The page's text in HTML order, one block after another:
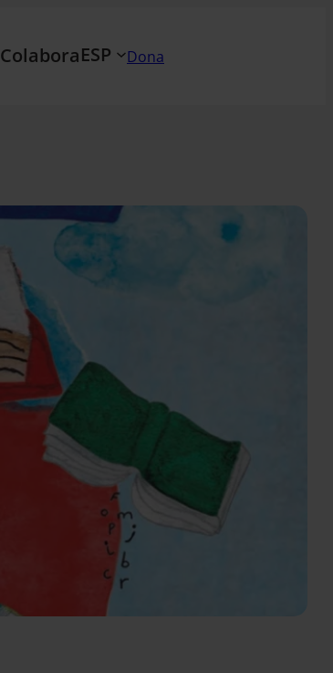
ColaboraESP Dona